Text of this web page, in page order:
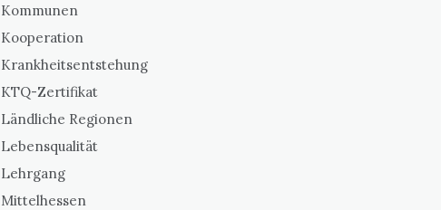
Kommunen
Kooperation
Krankheitsentstehung
KTQ-Zertifikat
Ländliche Regionen
Lebensqualität
Lehrgang
Mittelhessen